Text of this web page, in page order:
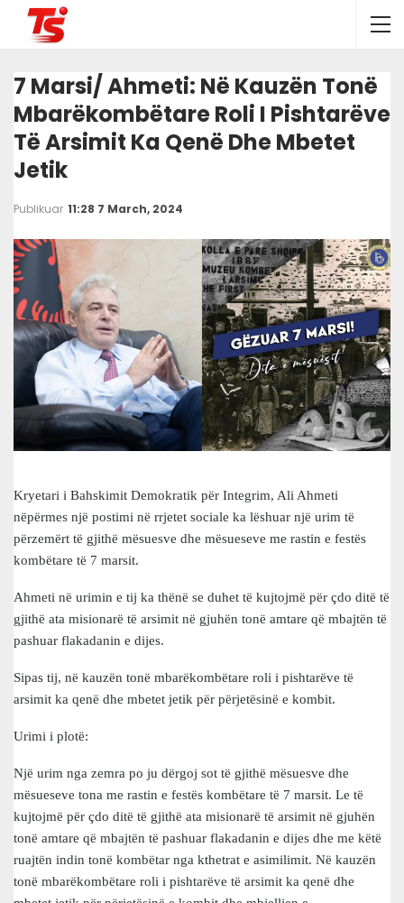
7 Marsi/ Ahmeti: Në Kauzën Tonë
Mbarëkombëtare Roli I Pishtarëve
Të Arsimit Ka Qenë Dhe Mbetet
Jetik
Publikuar 11:28 7 March, 2024
Kryetari i Bahskimit Demokratik për Integrim, Ali Ahmeti
nëpërmes një postimi në rrjetet sociale ka lëshuar një urim të
përzemërt të gjithë mësuesve dhe mësueseve me rastin e festës
kombëtare të 7 marsit.
Ahmeti në urimin e tij ka thënë se duhet të kujtojmë për çdo ditë të
gjithë ata misionarë të arsimit në gjuhën tonë amtare që mbajtën të
pashuar flakadanin e dijes.
Sipas tij, në kauzën tonë mbarëkombëtare roli i pishtarëve të
arsimit ka qenë dhe mbetet jetik për përjetësinë e kombit.
Urimi i plotë:
Një urim nga zemra po ju dërgoj sot të gjithë mësuesve dhe
mësueseve tona me rastin e festës kombëtare të 7 marsit. Le të
kujtojmë për çdo ditë të gjithë ata misionarë të arsimit në gjuhën
tonë amtare që mbajtën të pashuar flakadanin e dijes dhe me këtë
ruajtën indin tonë kombëtar nga kthetrat e asimilimit. Në kauzën
tonë mbarëkombëtare roli i pishtarëve të arsimit ka qenë dhe